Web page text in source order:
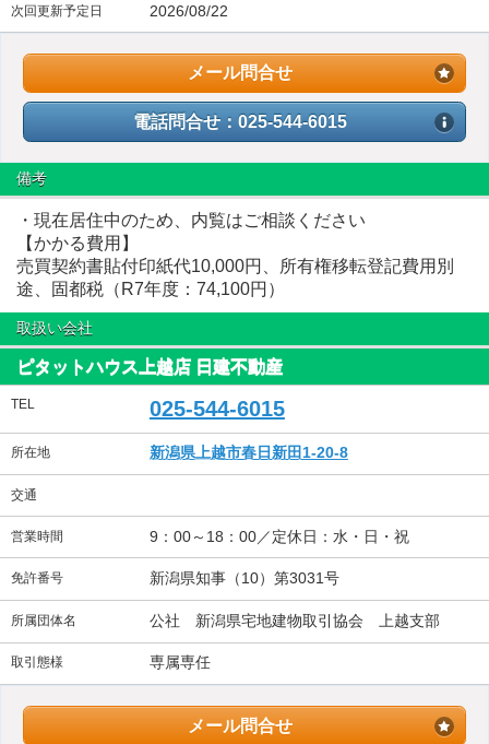
次回更新予定日 2026/08/22
メール問合せ
電話問合せ：025-544-6015
備考
・現在居住中のため、内覧はご相談ください
【かかる費用】
売買契約書貼付印紙代10,000円、所有権移転登記費用別
途、固都税（R7年度：74,100円）
取扱い会社
ピタットハウス上越店 日建不動産
TEL 025-544-6015
所在地 新潟県上越市春日新田1-20-8
交通
営業時間 9：00～18：00／定休日：水・日・祝
免許番号 新潟県知事（10）第3031号
所属団体名 公社 新潟県宅地建物取引協会 上越支部
取引態様 専属専任
メール問合せ